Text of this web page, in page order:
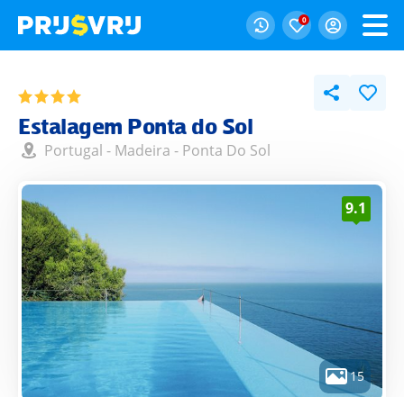
0
Estalagem Ponta do Sol
Portugal - Madeira - Ponta Do Sol
15
9.1